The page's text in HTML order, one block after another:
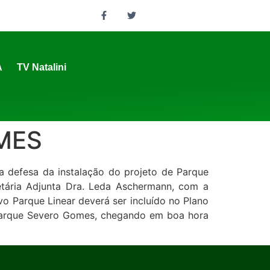
TV Natalini
defesa da instalação do projeto de Parque
Adjunta Dra. Leda Aschermann, com a
Parque Linear deverá ser incluído no Plano
Severo Gomes, chegando em boa hora